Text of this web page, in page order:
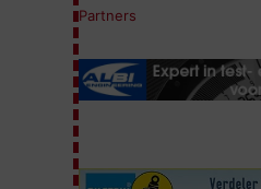
Partners